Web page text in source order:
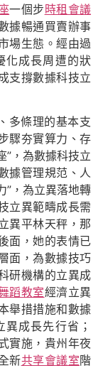
一個步時租會議
據暢通買賣辦事
場生態。經由過
化成長周遭的狀
支撐數據科技立
多條理的基本支
驟夯實算力、存
”，為數據科技立
據管理規范、人
”，為立異落地轉
立異範疇成長需
異平林天秤，那
面，她的表情已
面，為數據技巧
研機構的立異成
蹈教室經濟立異
舉措措施和數據
成長先行省；
實施，貴州年夜
新共享會議室階